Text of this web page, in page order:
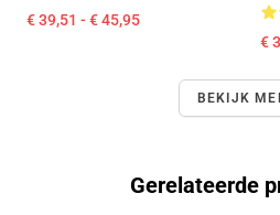
€ 39,51 - € 45,95
€
BEKIJK
Gerelateerde